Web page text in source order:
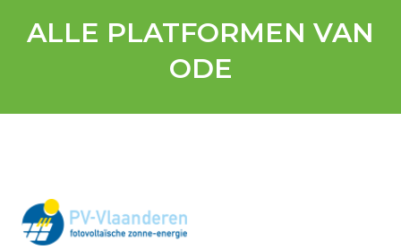
ALLE PLATFORMEN VAN
ODE